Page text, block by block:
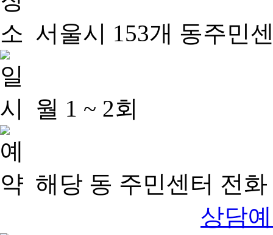
서울시 153개 동주민
월 1 ~ 2회
해당 동 주민센터 전
상담